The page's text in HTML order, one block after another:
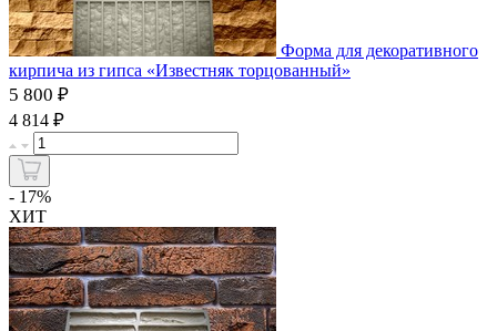
Форма для декоративного
кирпича из гипса «Известняк торцованный»
5 800 ₽
4 814 ₽
- 17%
ХИТ